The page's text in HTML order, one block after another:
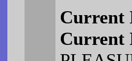
Current
Current